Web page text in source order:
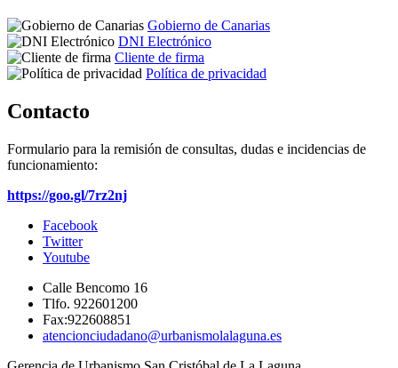
Gobierno de Canarias
DNI Electrónico
Cliente de firma
Política de privacidad
Contacto
Formulario para la remisión de consultas, dudas e incidencias de
funcionamiento:
https://goo.gl/7rz2nj
Facebook
Twitter
Youtube
Calle Bencomo 16
Tlfo. 922601200
Fax:922608851
atencionciudadano@urbanismolalaguna.es